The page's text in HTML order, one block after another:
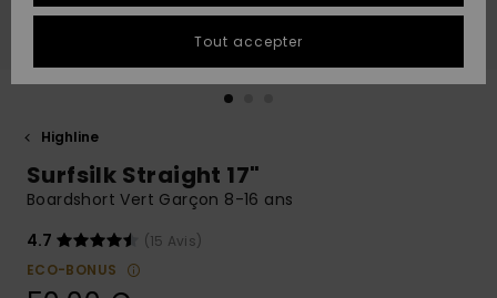
conversation
plus rapide
à votre
question.
Démarrer
Highline
Surfsilk Straight 17"
Boardshort Vert Garçon 8-16 ans
4.7
(15 Avis)
ECO-BONUS
Tout accepter